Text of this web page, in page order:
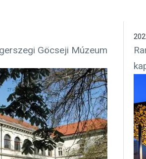
Göcseji Múzeum